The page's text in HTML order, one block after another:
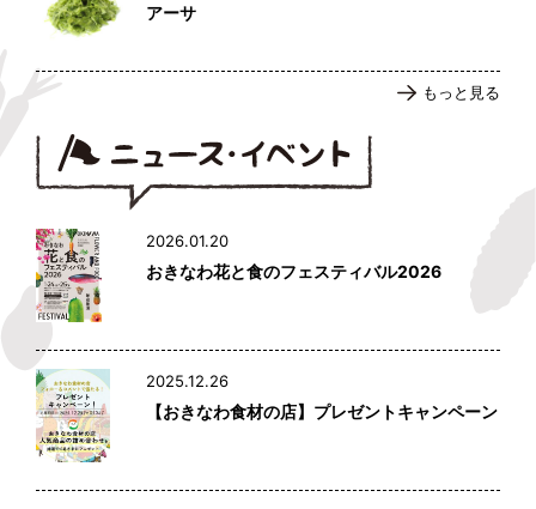
アーサ
もっと見る
2026.01.20
おきなわ花と食のフェスティバル2026
2025.12.26
【おきなわ食材の店】プレゼントキャンペーン